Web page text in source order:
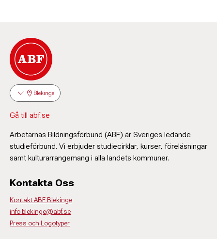
Blekinge
Gå till abf.se
Arbetarnas Bildningsförbund (ABF) är Sveriges ledande
studieförbund. Vi erbjuder studiecirklar, kurser, föreläsningar
samt kulturarrangemang i alla landets kommuner.
Kontakta Oss
Kontakt ABF Blekinge
info.blekinge@abf.se
Press och Logotyper